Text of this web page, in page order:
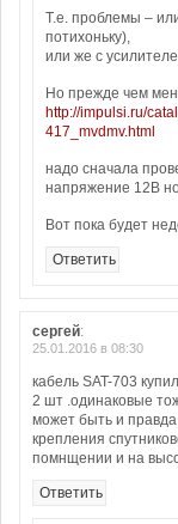
Т.е. проблемы –
потихоньку),
или же с
Но прежде чем
http://impulsi.ru/
417_mvdmv.html
надо сначала
напряжение 12В
Вот пока будет
Ответить
сергей:
25.01.2016 в 08:30
кабель SAT-703
2 шт .одинаковые
может быть и
крепления
помнщении и на
Ответить